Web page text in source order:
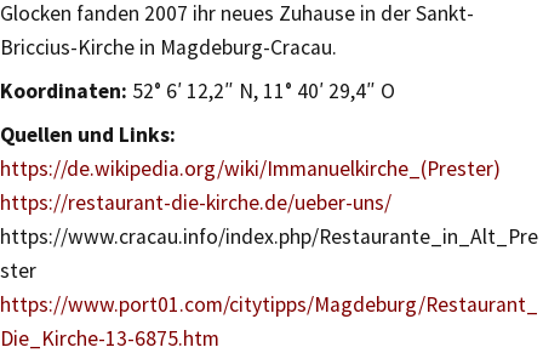
Glocken fanden 2007 ihr neues Zuhause in der Sankt-
Briccius-Kirche in Magdeburg-Cracau.
Koordinaten: 52° 6′ 12,2″ N, 11° 40′ 29,4″ O
Quellen und Links:
https://de.wikipedia.org/wiki/Immanuelkirche_(Prester)
https://restaurant-die-kirche.de/ueber-uns/
https://www.cracau.info/index.php/Restaurante_in_Alt_Pre
ster
https://www.port01.com/citytipps/Magdeburg/Restaurant_
Die_Kirche-13-6875.htm